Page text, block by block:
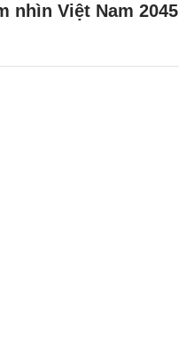
nhìn Việt Nam 2045